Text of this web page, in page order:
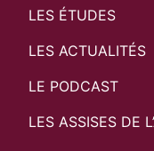
LES ÉTUDES
LES ACTUALITÉS
LE PODCAST
LES ASSISES DE